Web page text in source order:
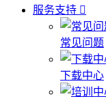
服务支持
常见问题
下载中心